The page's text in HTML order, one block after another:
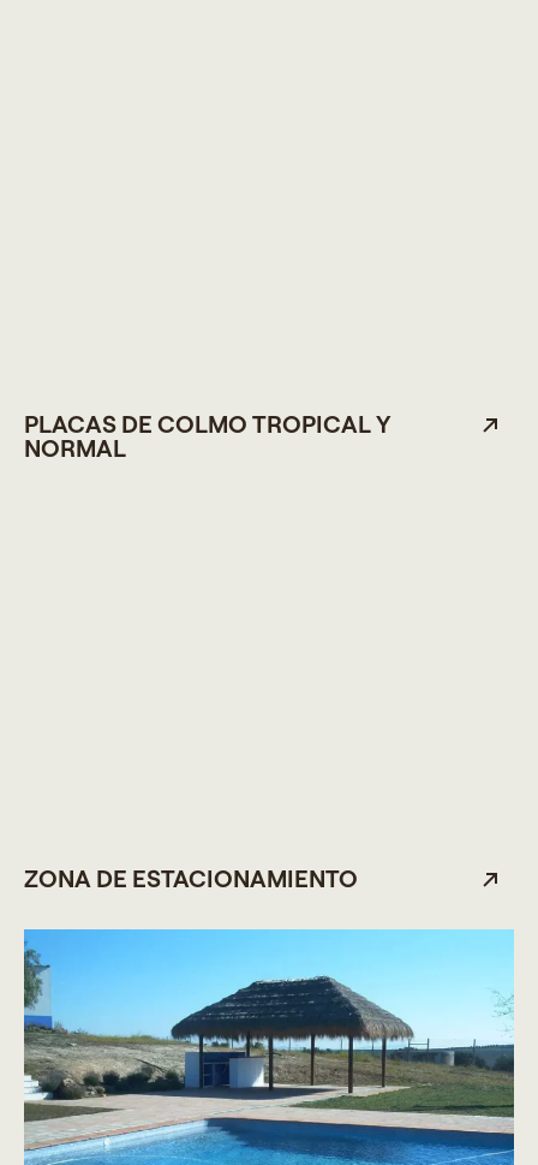
PLACAS DE COLMO TROPICAL Y
NORMAL
ZONA DE ESTACIONAMIENTO